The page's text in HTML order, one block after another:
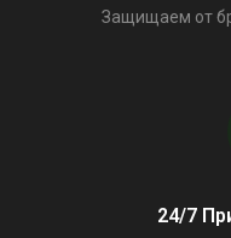
Защищаем от
24/7